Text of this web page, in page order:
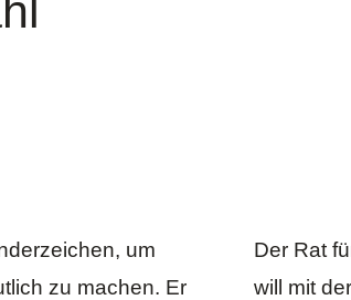
um
zu machen. Er
Der Rat
will mit